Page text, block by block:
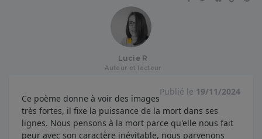
Lucie R
Auteur et lecteur
Publié le 19/11/2024
Ce poème donne à voir des images
très fortes, il fixe la puissance de la mort dans ses
lignes. Nous pensons à la mort parce qu'elle nous fait
peur avec son caractère inévitable, nous parvenons